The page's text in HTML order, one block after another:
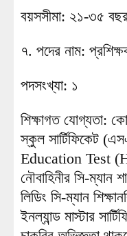
বয়সসীমা: ২১-৩৫
৭. পদের নাম:
পদসংখ্যা: ১
শিক্ষাগত যোগ্যতা:
স্কুল সার্টিফিকেট
Education Test
নৌবাহিনীর সি-ম্যান
লিডিং সি-ম্যান
ইনল্যান্ড মাস্টার